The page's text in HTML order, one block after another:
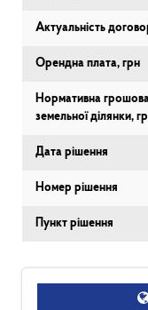
Актуальність
Орендна плата, грн
Нормативна
земельної ділянки,
Дата рішення
Номер рішення
Пункт рішення